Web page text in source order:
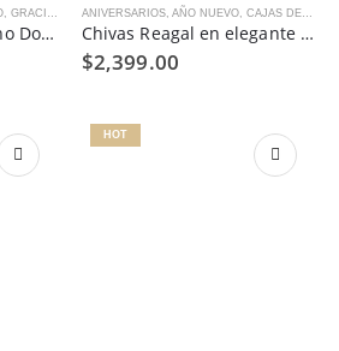
, GRACIAS
Caja de regalo con vino Don Leo
ANIVERSARIOS, AÑO NUEVO, CAJAS DE REGALO
Chivas Reagal en elegante caja negra
$2,399.00
HOT